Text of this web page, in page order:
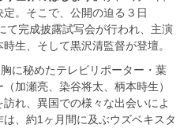
定。そこで、公開の迫る３日
て完成披露試写会が行われ、主演
生、そして黒沢清監督が登壇。
に秘めたテレビリポーター・葉
加瀬亮、染谷将太、柄本時生）
れ、異国での様々な出会いによ
、約1ヶ月間に及ぶウズベキスタ